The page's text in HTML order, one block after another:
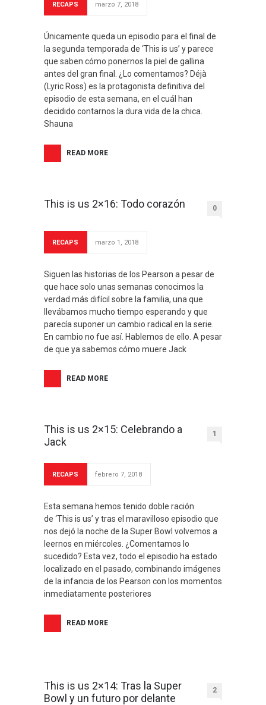
RECAPS marzo 7, 2018
Únicamente queda un episodio para el final de
la segunda temporada de ‘This is us’ y parece
que saben cómo ponernos la piel de gallina
antes del gran final. ¿Lo comentamos? Déjà
(Lyric Ross) es la protagonista definitiva del
episodio de esta semana, en el cuál han
decidido contarnos la dura vida de la chica.
Shauna
READ MORE
This is us 2×16: Todo corazón 0
RECAPS marzo 1, 2018
Siguen las historias de los Pearson a pesar de
que hace solo unas semanas conocimos la
verdad más difícil sobre la familia, una que
llevábamos mucho tiempo esperando y que
parecía suponer un cambio radical en la serie.
En cambio no fue así. Hablemos de ello. A pesar
de que ya sabemos cómo muere Jack
READ MORE
This is us 2×15: Celebrando a
Jack
1
RECAPS febrero 7, 2018
Esta semana hemos tenido doble ración
de ‘This is us’ y tras el maravilloso episodio que
nos dejó la noche de la Super Bowl volvemos a
leernos en miércoles. ¿Comentamos lo
sucedido? Esta vez, todo el episodio ha estado
localizado en el pasado, combinando imágenes
de la infancia de los Pearson con los momentos
inmediatamente posteriores
READ MORE
This is us 2×14: Tras la Super
Bowl y un futuro por delante
2